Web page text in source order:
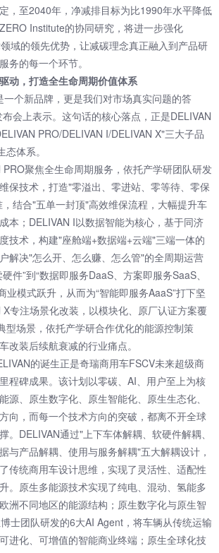
，至2040年，净减排目标为比1990年水平降低
Institute的协同研究，将进一步强化
域的领先优势，让减碳理念真正融入到产品研
务的每一个环节。
动，打造全生命周期价值体系
一个新品牌，更是我们对市场真实问题的答
会上表示。这句话的核心落点，正是DELIVAN
PRO/DELIVAN I/DELIVAN X"三大子品
体系。
PRO聚焦全生命周期服务，依托产学研团队研发
保技术，打造"零溢出、零进站、零等待、零保
结合"五单一封顶"高效维保流程，大幅提升车
本；DELIVAN I以数据智能为核心，基于同济
技术，构建"座舱端+数据端+云端"三端一体的
解决"怎么开、怎么赚、怎么管"的全周期运营
件”到“数据即服务DaaS、方案即服务SaaS、
业模式跃升，从而为“智能即服务AaaS”打下坚
X专注场景化改装，以模块化、原厂认证方案覆
型场景，依托产学研合作优化的能源控制策
改装后续航衰减的行业痛点。
的诞生正是奇瑞商用车FSCV未来超级商
程碑成果。该计划以零碳、AI、用户至上为核
源、原生数字化、原生智能化、原生生态化、
向，而每一个技术方向的突破，都离不开全球
。DELIVAN通过"上下车体解耦、软硬件解耦、
与产品解耦、使用与服务解耦"五大解耦设计，
传统商用车设计思维，实现了灵活性、适配性
。原生多能源技术实现了纯电、混动、氢能多
洲不同地区的能源结构；原生数字化与原生智
士团队研发的6大AI Agent，将车辆从传统运输
进化、可增值的智能商业终端；原生全球化技